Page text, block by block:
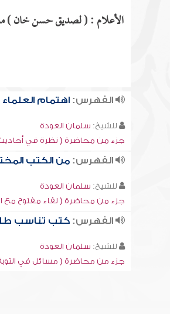
الأعلام : ( لصديق حسن خان )
الفهرس:اهتمام
للشيخ: سلمان العودة
جزء من محاضرة ( نظرة في
الفهرس:من الكتب
للشيخ: سلمان العودة
جزء من محاضرة ( لقاء مفتوح مع
الفهرس:كتب تناسب
للشيخ: سلمان العودة
جزء من محاضرة ( مسائل في